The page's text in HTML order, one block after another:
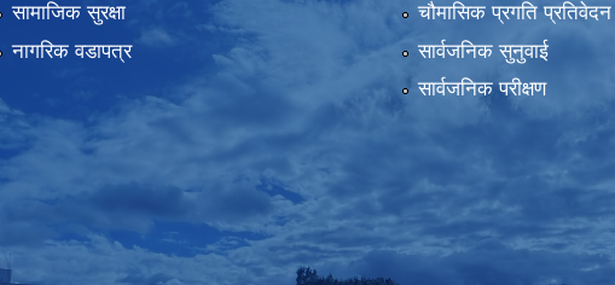
सामाजिक सुरक्षा
नागरिक वडापत्र
चौमासिक प्रगति प्रतिवेदन
सार्वजनिक सुनुवाई
सार्वजनिक परीक्षण